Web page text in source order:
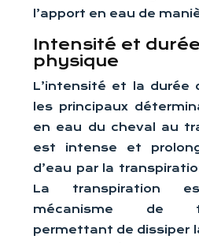
l’apport en eau de
Intensité et
physique
L’intensité et la durée
les principaux
en eau du cheval au
est intense et
d’eau par la
La transpiration
mécanisme de
permettant de dissiper